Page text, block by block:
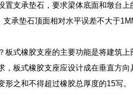
支承垫石，要求梁体底面和墩台
承垫石顶面相对水平误差不大于
式橡胶支座的主要功能是将建筑
板式橡胶支座应设计成在垂直方
之和不得超过橡胶总厚度的15写。